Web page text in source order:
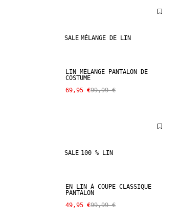
SALE MÉLANGE DE LIN
LIN MÉLANGÉ PANTALON DE
COSTUME
69,95 €99,99 €
SALE 100 % LIN
EN LIN À COUPE CLASSIQUE
PANTALON
49,95 €99,99 €